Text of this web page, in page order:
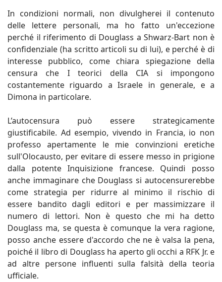
In condizioni normali, non divulgherei il contenuto
delle lettere personali, ma ho fatto un'eccezione
perché il riferimento di Douglass a Shwarz-Bart non è
confidenziale (ha scritto articoli su di lui), e perché è di
interesse pubblico, come chiara spiegazione della
censura che I teorici della CIA si impongono
costantemente riguardo a Israele in generale, e a
Dimona in particolare.
L’autocensura può essere strategicamente
giustificabile. Ad esempio, vivendo in Francia, io non
professo apertamente le mie convinzioni eretiche
sull'Olocausto, per evitare di essere messo in prigione
dalla potente Inquisizione francese. Quindi posso
anche immaginare che Douglass si autocensurerebbe
come strategia per ridurre al minimo il rischio di
essere bandito dagli editori e per massimizzare il
numero di lettori. Non è questo che mi ha detto
Douglass ma, se questa è comunque la vera ragione,
posso anche essere d'accordo che ne è valsa la pena,
poiché il libro di Douglass ha aperto gli occhi a RFK Jr. e
ad altre persone influenti sulla falsità della teoria
ufficiale.